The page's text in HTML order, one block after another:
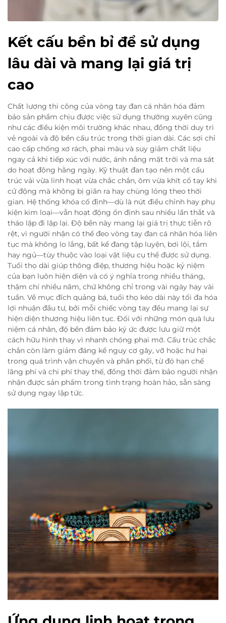
Kết cấu bền bỉ để sử dụng
lâu dài và mang lại giá trị
cao
Chất lượng thi công của vòng tay đan cá nhân hóa đảm
bảo sản phẩm chịu được việc sử dụng thường xuyên cũng
như các điều kiện môi trường khác nhau, đồng thời duy trì
vẻ ngoài và độ bền cấu trúc trong thời gian dài. Các sợi chỉ
cao cấp chống xơ rách, phai màu và suy giảm chất liệu
ngay cả khi tiếp xúc với nước, ánh nắng mặt trời và ma sát
do hoạt động hằng ngày. Kỹ thuật đan tạo nên một cấu
trúc vải vừa linh hoạt vừa chắc chắn, ôm vừa khít cổ tay khi
cử động mà không bị giãn ra hay chùng lỏng theo thời
gian. Hệ thống khóa cố định—dù là nút điều chỉnh hay phụ
kiện kim loại—vẫn hoạt động ổn định sau nhiều lần thắt và
tháo lặp đi lặp lại. Độ bền này mang lại giá trị thực tiễn rõ
rệt, vì người nhận có thể đeo vòng tay đan cá nhân hóa liên
tục mà không lo lắng, bất kể đang tập luyện, bơi lội, tắm
hay ngủ—tùy thuộc vào loại vật liệu cụ thể được sử dụng.
Tuổi thọ dài giúp thông điệp, thương hiệu hoặc kỷ niệm
của bạn luôn hiện diện và có ý nghĩa trong nhiều tháng,
thậm chí nhiều năm, chứ không chỉ trong vài ngày hay vài
tuần. Về mục đích quảng bá, tuổi thọ kéo dài này tối đa hóa
lợi nhuận đầu tư, bởi mỗi chiếc vòng tay đều mang lại sự
hiện diện thương hiệu liên tục. Đối với những món quà lưu
niệm cá nhân, độ bền đảm bảo ký ức được lưu giữ một
cách hữu hình thay vì nhanh chóng phai mờ. Cấu trúc chắc
chắn còn làm giảm đáng kể nguy cơ gãy, vỡ hoặc hư hại
trong quá trình vận chuyển và phân phối, từ đó hạn chế
lãng phí và chi phí thay thế, đồng thời đảm bảo người nhận
nhận được sản phẩm trong tình trạng hoàn hảo, sẵn sàng
sử dụng ngay lập tức.